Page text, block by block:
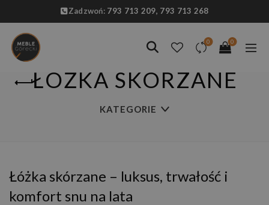
Zadzwoń: 793 713 209, 793 713 268
0 0
ŁÓŻKA SKÓRZANE
KATEGORIE
Łóżka skórzane – luksus, trwałość i
komfort snu na lata